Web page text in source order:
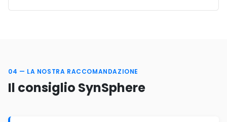
04 — LA NOSTRA RACCOMANDAZIONE
Il consiglio SynSphere